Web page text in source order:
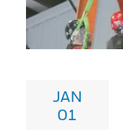
JAN
01